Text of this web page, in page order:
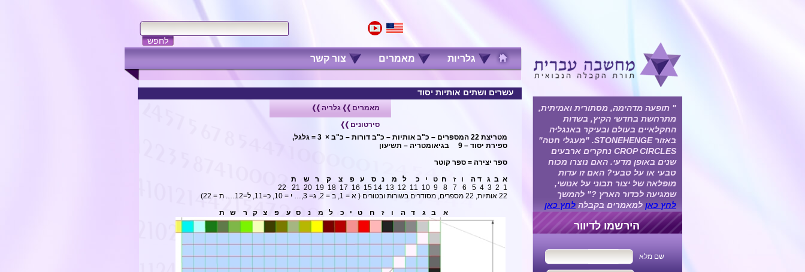
" תופעה מדהימה, מסתורית ואמיתית,
מתרחשת בחדשי הקיץ, בשדות
החקלאיים בעולם ובעיקר באנגליה
באזור STONEHENGE. "מעגלי חטה"
CROP CIRCLES נחקרים ארבעים
שנים באופן מדעי. האם נוצרו מכוח
טבעי או על טבעי? האם זו עדות
מופלאה של יצור תבוני על אנושי,
שמגיעה לכדור הארץ ?" להמשך
לחץ כאן למאמרים בקבלה לחץ כאן
הירשמו לדיוור
שם מלא
גלריות מאמרים צור קשר
עשרים ושתים אותיות יסוד
מאמרים
גלריה
סירטונים
מטריצת 22 המספרים – כ"ב אותיות – כ"ב דורות – כ"ב ×
ספירת יסוד – 9
בגיאומטריה – תשיעון
ספר יצירה = ספר קוטר
א ב ג ד ה ו ז ח ט י כ ל מ נ ס ע פ צ ק ר ש ת
1 2 3 4 5 6 7 8 9 10 11 12 13 14 15 16 17 18 19 20 21 22
22 אותיות, 22 מספרים, מסודרים בשורות ובטורים ( א = 1, ב = 2, ג= 3,… י = 10, כ=11, ל=12…. ת = 22)
א ב ג ד ה ו ז ח ט י כ ל מ נ ס ע פ צ ק ר ש ת